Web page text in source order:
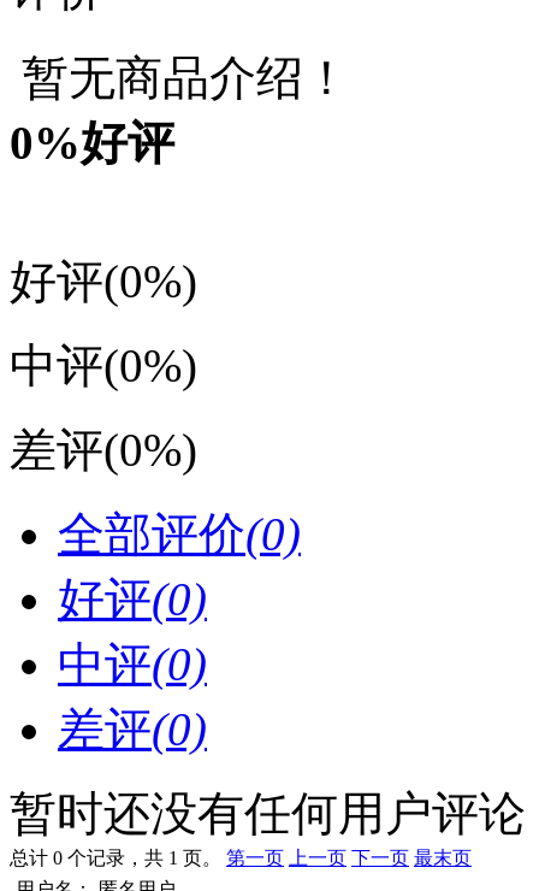
暂无商品介绍！
0%好评
好评(0%)
中评(0%)
差评(0%)
全部评价(0)
好评(0)
中评(0)
差评(0)
暂时还没有任何用户评论
总计 0 个记录，共 1 页。 第一页 上一页 下一页 最末页